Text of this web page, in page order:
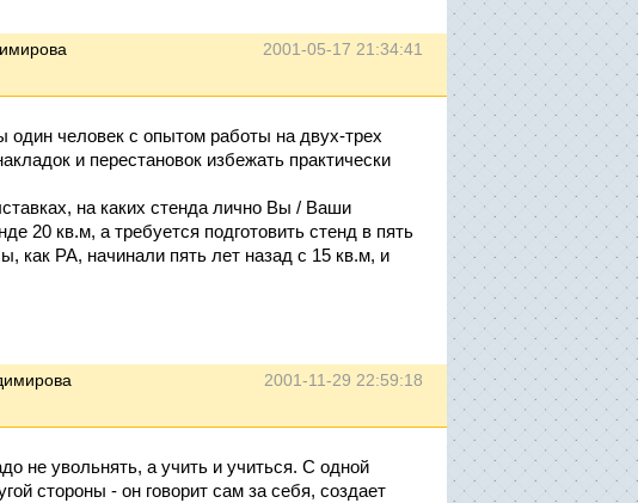
2001-05-17 21:34:41
один человек с опытом работы на двух-трех
и перестановок избежать практически
на каких стенда лично Вы / Ваши
20 кв.м, а требуется подготовить стенд в пять
как РА, начинали пять лет назад с 15 кв.м, и
2001-11-29 22:59:18
не увольнять, а учить и учиться. С одной
стороны - он говорит сам за себя, создает